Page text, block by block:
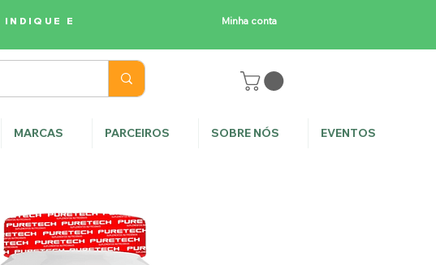
INDIQUE E
Minha conta
MARCAS PARCEIROS SOBRE NÓS EVENTOS